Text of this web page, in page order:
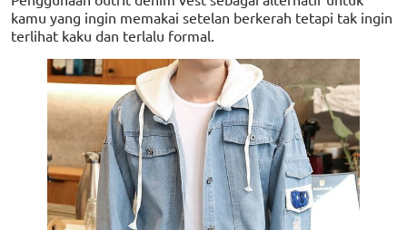
kamu yang ingin memakai setelan berkerah tetapi tak ingin
terlihat kaku dan terlalu formal.